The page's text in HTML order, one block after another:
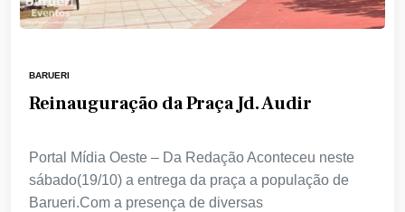
BARUERI
Reinauguração da Praça Jd. Audir
Portal Mídia Oeste – Da Redação Aconteceu neste
sábado(19/10) a entrega da praça a população de
Barueri.Com a presença de diversas